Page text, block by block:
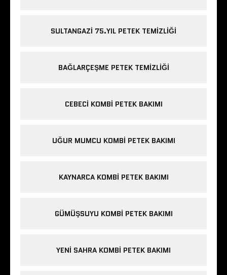
SULTANGAZI 75.YIL PETEK TEMIZLIĞI
BAĞLARÇEŞME PETEK TEMIZLIĞI
CEBECI KOMBI PETEK BAKIMI
UĞUR MUMCU KOMBI PETEK BAKIMI
KAYNARCA KOMBI PETEK BAKIMI
GÜMÜŞSUYU KOMBI PETEK BAKIMI
YENI SAHRA KOMBI PETEK BAKIMI